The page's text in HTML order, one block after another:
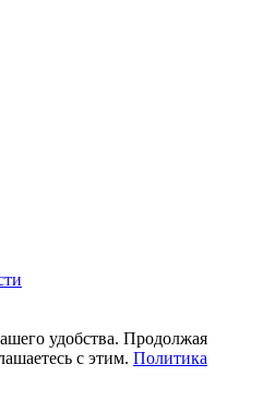
удобства. Продолжая
с этим. Политика